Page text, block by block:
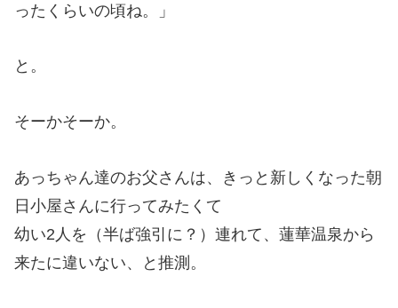
ったくらいの頃ね。」
と。
そーかそーか。
あっちゃん達のお父さんは、きっと新しくなった朝
日小屋さんに行ってみたくて
幼い2人を（半ば強引に？）連れて、蓮華温泉から
来たに違いない、と推測。